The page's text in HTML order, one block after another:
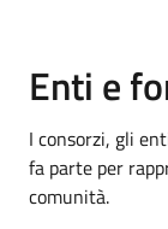
Enti e
I consorzi, gli
fa parte per
comunità.